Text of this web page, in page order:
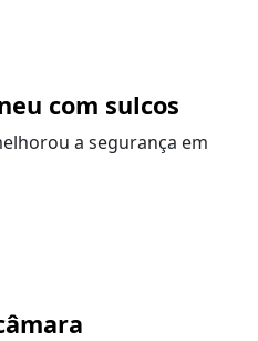
com sulcos
a segurança em